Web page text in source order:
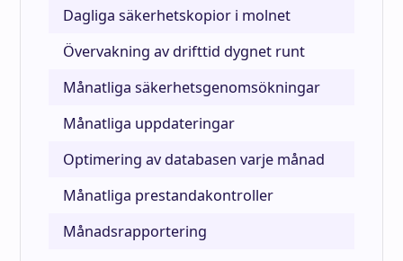
Dagliga säkerhetskopior i molnet
Övervakning av drifttid dygnet runt
Månatliga säkerhetsgenomsökningar
Månatliga uppdateringar
Optimering av databasen varje månad
Månatliga prestandakontroller
Månadsrapportering